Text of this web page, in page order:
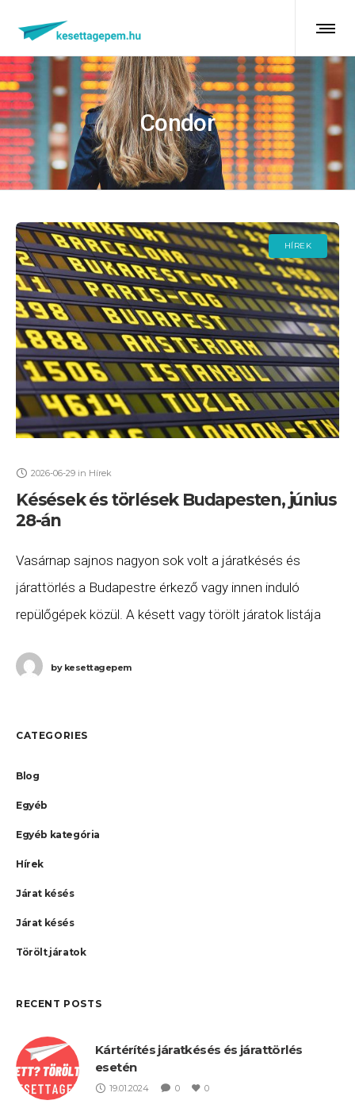
Condor
HÍREK
2026-06-29 in Hírek
Késések és törlések Budapesten, június
28-án
Vasárnap sajnos nagyon sok volt a járatkésés és
járattörlés a Budapestre érkező vagy innen induló
repülőgépek közül. A késett vagy törölt járatok listája
bykesettagepem
CATEGORIES
Blog
Egyéb
Egyéb kategória
Hírek
Járat késés
Járat késés
Törölt járatok
RECENT POSTS
Kártérítés járatkésés és járattörlés
esetén
19.01.2024 0 0